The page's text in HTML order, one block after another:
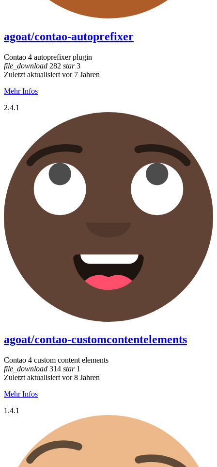
agoat/contao-autoprefixer
Contao 4 autoprefixer plugin
file_download 282 star3
Zuletzt aktualisiert vor 7 Jahren
Mehr Infos
2.4.1
agoat/contao-customcontentelements
Contao 4 custom content elements
file_download 314 star1
Zuletzt aktualisiert vor 8 Jahren
Mehr Infos
1.4.1